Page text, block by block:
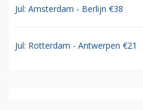
Jul: Amsterdam - Berlijn €38
Jul: Rotterdam - Antwerpen €21